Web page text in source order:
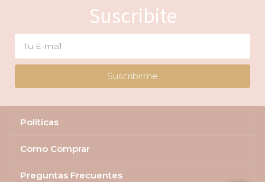
Suscribite
Suscribirme
Políticas
Como Comprar
Preguntas Frecuentes